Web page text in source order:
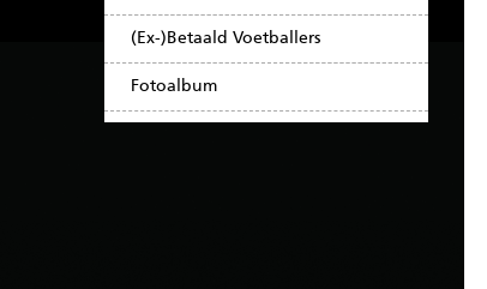
(Ex-)Betaald Voetballers
Fotoalbum